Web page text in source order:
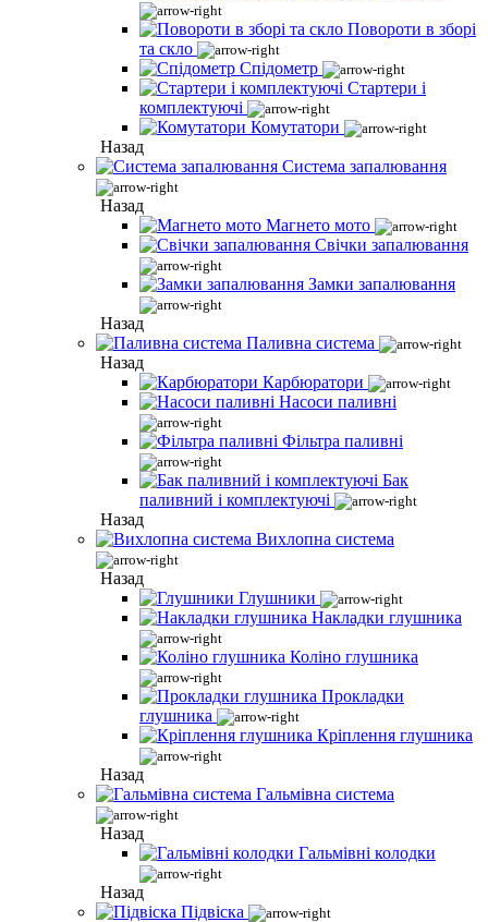
Повороти в зборі
та скло
Спідометр
Стартери і
комплектуючі
Комутатори
Назад
Система запалювання
Назад
Магнето мото
Свічки запалювання
Замки запалювання
Назад
Паливна система
Назад
Карбюратори
Насоси паливні
Фільтра паливні
Бак
паливний і комплектуючі
Назад
Вихлопна система
Назад
Глушники
Накладки глушника
Коліно глушника
Прокладки
глушника
Кріплення глушника
Назад
Гальмівна система
Назад
Гальмівні колодки
Назад
Підвіска